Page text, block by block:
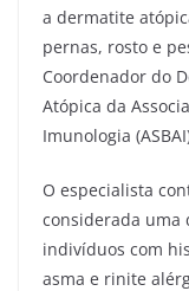
a dermatite
pernas, rosto e
Coordenador do
Atópica da
Imunologia
O especialista
considerada uma
indivíduos com
asma e rinite